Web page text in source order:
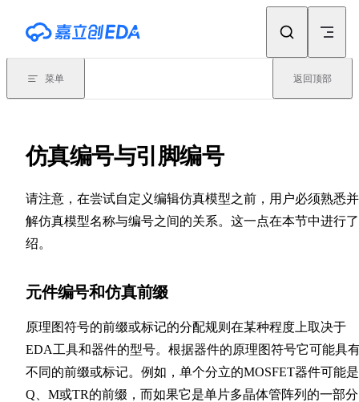
菜单 返回顶部
仿真编号与引脚编号
请注意，在尝试自定义编辑仿真模型之前，用户必须熟悉
解仿真模型名称与编号之间的关系。这一点在本节中进行
绍。
元件编号和仿真前缀
原理图符号的前缀或标记的分配规则在某种程度上取决于
EDA工具和器件的型号。根据器件的原理图符号它可能具
不同的前缀或标记。例如，单个分立的MOSFET器件可能是
Q、M或TR的前缀，而如果它是单片多晶体管阵列的一部